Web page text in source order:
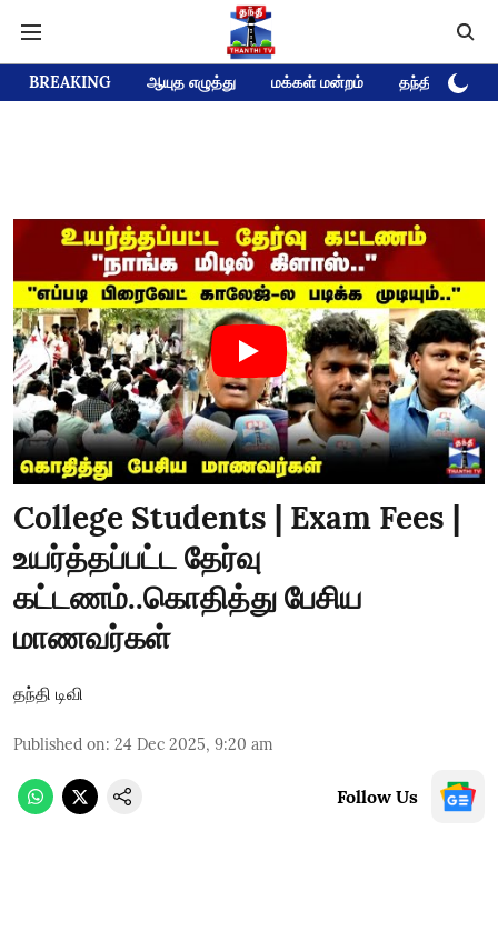
BREAKING ஆயுத எழுத்து மக்கள் மன்றம் தந்தி டிவி
College Students | Exam Fees |
உயர்த்தப்பட்ட தேர்வு
கட்டணம்..கொதித்து பேசிய
மாணவர்கள்
தந்தி டிவி
Published on: 24 Dec 2025, 9:20 am
Follow Us